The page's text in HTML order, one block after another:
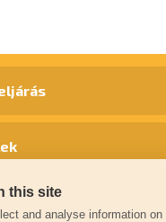
védelme
this site
and analyse information on